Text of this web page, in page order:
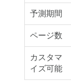
予測期間
ページ数
カスタマ
イズ可能